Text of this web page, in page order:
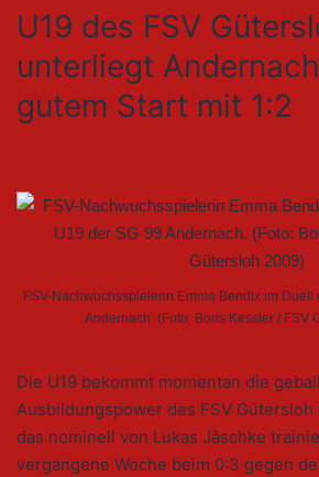
U19 des FSV
unterliegt
gutem Start mit 1:2
FSV-Nachwuchsspielerin Emma Bendix im
Andernach. (Foto: Boris Kessler / FSV
Die U19 bekommt momentan die
Ausbildungspower des FSV
das nominell von Lukas Jäschke
vergangene Woche beim 0:3 gegen